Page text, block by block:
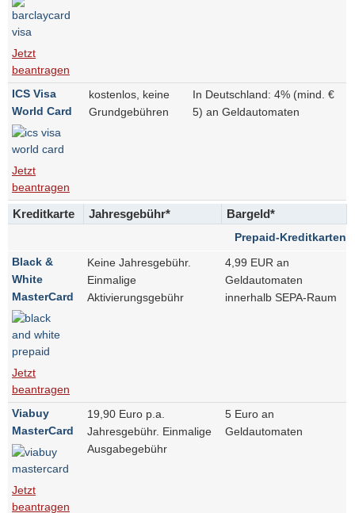
Jetzt
beantragen
ICS Visa
World Card
Jetzt
beantragen
kostenlos, keine
Grundgebühren
In Deutschland: 4% (mind. €
5) an Geldautomaten
Kreditkarte Jahresgebühr* Bargeld*
Prepaid-Kreditkarten
Black &
White
MasterCard
Jetzt
beantragen
Keine Jahresgebühr.
Einmalige
Aktivierungsgebühr
4,99 EUR an
Geldautomaten
innerhalb SEPA-Raum
Viabuy
MasterCard
Jetzt
beantragen
19,90 Euro p.a.
Jahresgebühr. Einmalige
Ausgabegebühr
5 Euro an
Geldautomaten